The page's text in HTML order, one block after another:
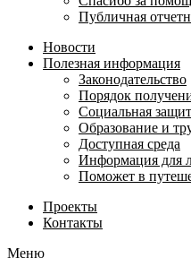
Публичная
Новости
Полезная информация
Законодательство
Порядок
Социальная
Образование и
Доступная среда
Информация для
Поможет в
Проекты
Контакты
Меню